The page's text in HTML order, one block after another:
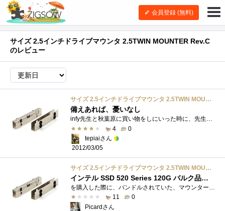
会員登録 (無料)
サイズ 2.5インチドライブマウンタ 2.5TWIN MOUNTER Rev.C
のレビュー
サイズ 2.5インチドライブマウンタ 2.5TWIN MOUNTER Rev.C
備えあれば、憂いなし
infy先生と秋葉原に買い物をしにいった時に、先生が爆安だったので購入したこの製品を、自分にも分けてくれました。Intel520プレミアムレビュー�...
4
0
tepiaiさん
2012/03/05
サイズ 2.5インチドライブマウンタ 2.5TWIN MOUNTER Rev.C
インテル SSD 520 Series 120G バルク品にバンドルされていました
11
0
Picardさん